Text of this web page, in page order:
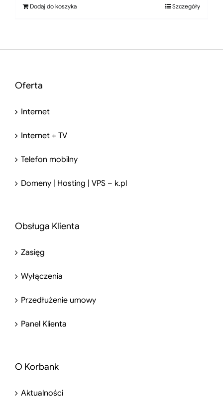
Dodaj do koszyka Szczegóły
Oferta
Internet
Internet + TV
Telefon mobilny
Domeny | Hosting | VPS – k.pl
Obsługa Klienta
Zasięg
Wyłączenia
Przedłużenie umowy
Panel Klienta
O Korbank
Aktualności